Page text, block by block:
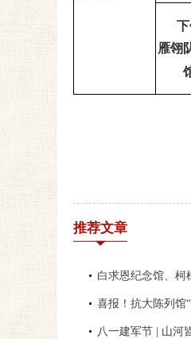
雁翎
推荐文章
白求恩纪念馆、柯
喜报！抗大陈列馆
八一建军节 | 山河